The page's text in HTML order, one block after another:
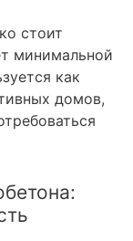
стоит
минимальной
как
домов,